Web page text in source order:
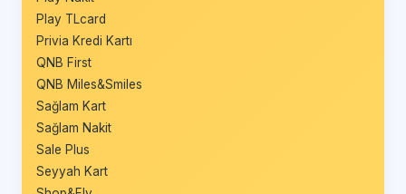
Play TLcard
Privia Kredi Kartı
QNB First
QNB Miles&Smiles
Sağlam Kart
Sağlam Nakit
Sale Plus
Seyyah Kart